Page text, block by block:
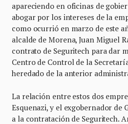
apareciendo en oficinas de
abogar por los intereses de la
como ocurrió en marzo de este
alcalde de Morena, Juan Miguel
contrato de Seguritech para dar
Centro de Control de la
heredado de la anterior
La relación entre estos dos
Esquenazi, y el exgobernador de
a la contratación de Seguritech.